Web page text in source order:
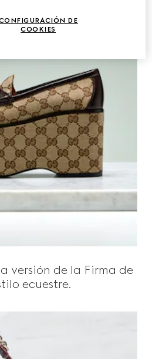
versión de la Firma de
ecuestre.
DE
COOKIES